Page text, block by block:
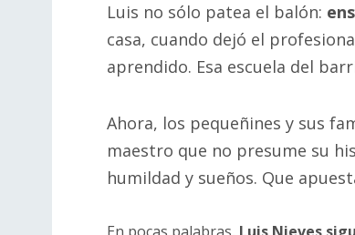
Luis no sólo patea el balón:
casa, cuando dejó el
aprendido. Esa escuela del
Ahora, los pequeñines y sus
maestro que no presume su
humildad y sueños. Que